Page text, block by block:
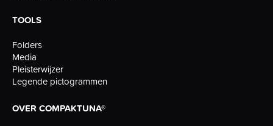
TOOLS
Folders
Media
Pleisterwijzer
Legende pictogrammen
OVER COMPAKTUNA®